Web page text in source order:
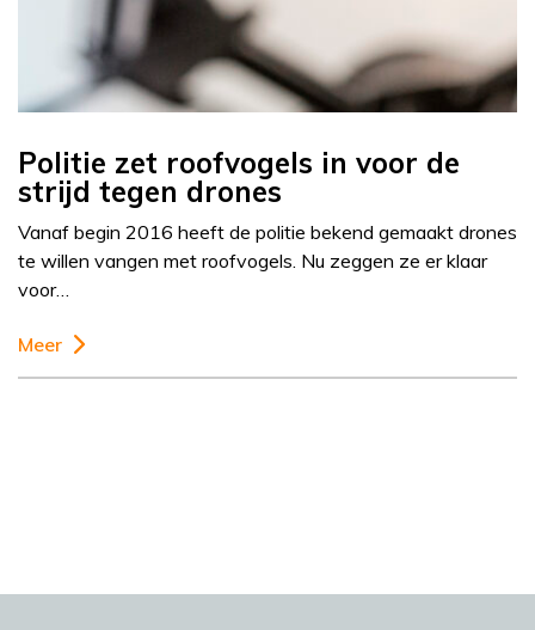
Politie zet roofvogels in voor de
strijd tegen drones
Vanaf begin 2016 heeft de politie bekend gemaakt drones
te willen vangen met roofvogels. Nu zeggen ze er klaar
voor…
Meer